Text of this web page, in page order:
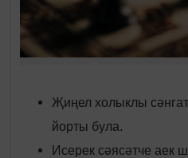
Җиңел холыклы
йорты була.
Исерек сәясәтче аек